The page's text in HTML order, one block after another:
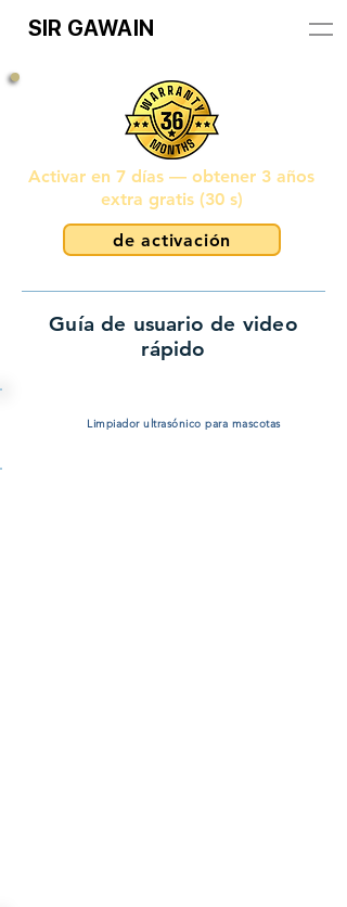
SIR GAWAIN
Activar en 7 días — obtener 3 años
extra gratis (30 s)
de activación
Guía de usuario de video
rápido
Limpiador ultrasónico para mascotas